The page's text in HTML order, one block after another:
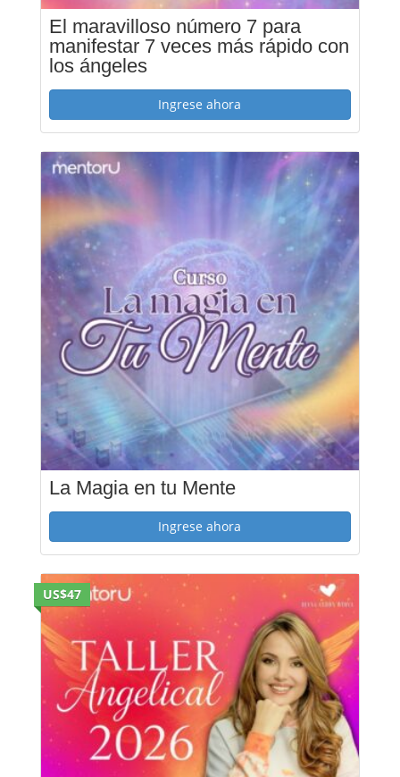
El maravilloso número 7 para
manifestar 7 veces más rápido con
los ángeles
Ingrese ahora
La Magia en tu Mente
Ingrese ahora
US$47